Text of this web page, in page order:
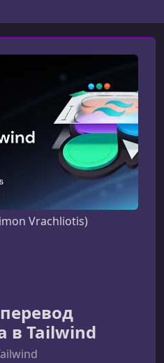
Vrachliotis)
в Tailwind